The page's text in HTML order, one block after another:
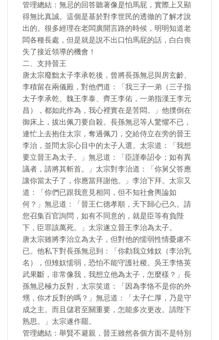
管理總結：無忌的回答聽著像是怕馬屁，實際上又顯
得無比真誠。這個是基於對李世民的透徹的了解才說
出的。很多經理在老闆廣開言路的時候，明明知道老
闆各種長處，但是就是說不出口怕馬屁的話，白白喪
失了接近領導的機會！
二、支持晉王
唐太宗廢黜太子李承乾後，曾將長孫無忌與房玄齡、
李積留在兩儀殿，對他們道：「我三子一弟（三子指
太子李承乾、魏王李泰、齊王李佑，一弟指漢王李元
昌），都如此作為，我心裡實在是苦悶。」他撲倒在
御床上，拔出佩刀要自殺。長孫無忌等人驚懼不已，
連忙上去抱住太宗，奪過佩刀，交給侍立在旁的晉王
李治，並問太宗心目中的太子人選。太宗道：「我想
要立晉王為太子。」無忌道：「臣謹奉詔令；如有異
議者，請將其斬首。」太宗對李治道：「你舅父答應
讓你當太子了，你應當拜謝他。」李治下拜。太宗又
道：「你們已跟我意見相同，但不知社會輿論如
何？」無忌道：「晉王仁德孝順，天下歸心已久。請
您召集百官詢問，如有不同意的，就是臣等有負陛
下，臣罪該萬死。」太宗遂立晉王李治為太子。
唐太宗雖將李治立為太子，但對他的懦弱性情憂慮不
已。他私下對長孫無忌到：「你勸我立雉奴（李治乳
名），但雉奴懦弱，恐怕不能守護社稷。吳王李恪英
武果斷，非常像我，我想立他為太子，怎麼樣？」長
孫無忌極力反對，太宗笑道：「因為李恪不是你的外
甥，你才反對的嗎？」無忌道：「太子仁厚，乃是守
成之主。而且儲君至關重要，怎能多次更改。請陛下
熟思。」太宗遂作罷。
管理總結：舉賢不避親，晉王雖然各個方面不是特別